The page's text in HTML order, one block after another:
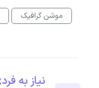
موشن گرافیک
نیاز به